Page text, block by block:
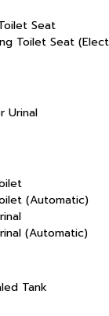
Seat
Toilet Seat
Urinal
(Automatic)
(Automatic)
Tank